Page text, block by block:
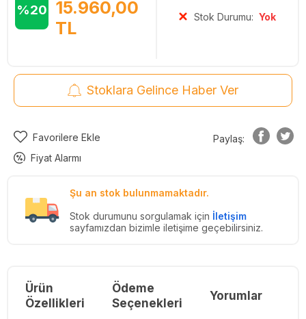
%20
15.960,00
TL
Stok Durumu:Yok
Stoklara Gelince Haber Ver
Favorilere Ekle
Fiyat Alarmı
Paylaş:
Şu an stok bulunmamaktadır.
Stok durumunu sorgulamak için İletişim
sayfamızdan bizimle iletişime geçebilirsiniz.
Ürün
Özellikleri
Ödeme
Seçenekleri
Yorumlar